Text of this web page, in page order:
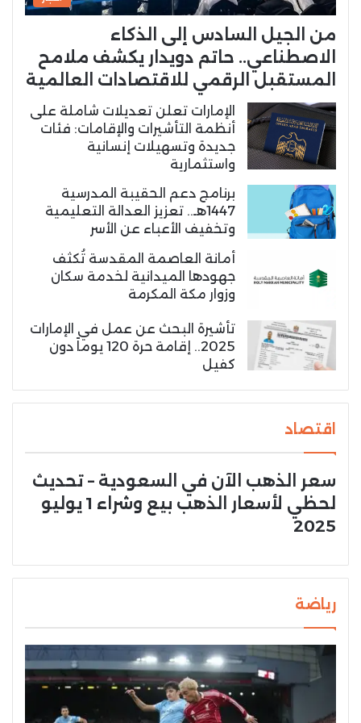
من الجيل السادس إلى الذكاء
الاصطناعي.. حاتم دويدار يكشف ملامح
المستقبل الرقمي للاقتصادات العالمية
الإمارات تعلن تعديلات شاملة على
أنظمة التأشيرات والإقامات: فئات
جديدة وتسهيلات إنسانية
واستثمارية
برنامج دعم الحقيبة المدرسية
1447هـ.. تعزيز العدالة التعليمية
وتخفيف الأعباء عن الأسر
أمانة العاصمة المقدسة تُكثف
جهودها الميدانية لخدمة سكان
وزوار مكة المكرمة
تأشيرة البحث عن عمل في الإمارات
2025.. إقامة حرة 120 يوماً دون
كفيل
اقتصاد
سعر الذهب الآن في السعودية – تحديث
لحظي لأسعار الذهب بيع وشراء 1 يوليو
2025
رياضة